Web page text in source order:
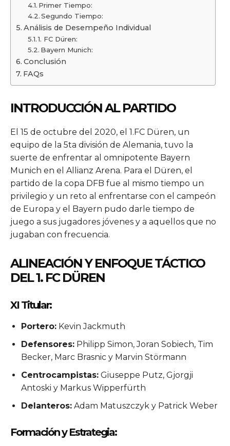
Primer Tiempo:
Segundo Tiempo:
Análisis de Desempeño Individual
1. FC Düren:
Bayern Munich:
Conclusión
FAQs
INTRODUCCIÓN AL PARTIDO
El 15 de octubre del 2020, el 1.FC Düren, un
equipo de la 5ta división de Alemania, tuvo la
suerte de enfrentar al omnipotente Bayern
Munich en el Allianz Arena. Para el Düren, el
partido de la copa DFB fue al mismo tiempo un
privilegio y un reto al enfrentarse con el campeón
de Europa y el Bayern pudo darle tiempo de
juego a sus jugadores jóvenes y a aquellos que no
jugaban con frecuencia.
ALINEACIÓN Y ENFOQUE TÁCTICO
DEL 1. FC DÜREN
XI Titular:
Portero: Kevin Jackmuth
Defensores: Philipp Simon, Joran Sobiech, Tim
Becker, Marc Brasnic y Marvin Störmann
Centrocampistas: Giuseppe Putz, Gjorgji
Antoski y Markus Wipperfürth
Delanteros: Adam Matuszczyk y Patrick Weber
Formación y Estrategia: